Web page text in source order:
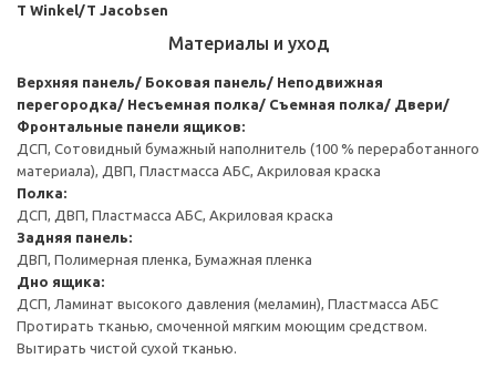
T Winkel/T Jacobsen
Материалы и уход
Верхняя панель/ Боковая панель/ Неподвижная
перегородка/ Несъемная полка/ Съемная полка/ Двери/
Фронтальные панели ящиков:
ДСП, Сотовидный бумажный наполнитель (100 % переработанного
материала), ДВП, Пластмасса АБС, Акриловая краска
Полка:
ДСП, ДВП, Пластмасса АБС, Акриловая краска
Задняя панель:
ДВП, Полимерная пленка, Бумажная пленка
Дно ящика:
ДСП, Ламинат высокого давления (меламин), Пластмасса АБС
Протирать тканью, смоченной мягким моющим средством.
Вытирать чистой сухой тканью.